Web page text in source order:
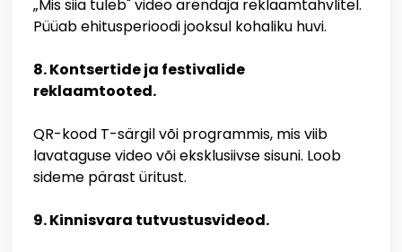
„Mis siia tuleb" video arendaja reklaamtahvlitel.
Püüab ehitusperioodi jooksul kohaliku huvi.
8. Kontsertide ja festivalide
reklaamtooted.
QR-kood T-särgil või programmis, mis viib
lavataguse video või eksklusiivse sisuni. Loob
sideme pärast üritust.
9. Kinnisvara tutvustusvideod.